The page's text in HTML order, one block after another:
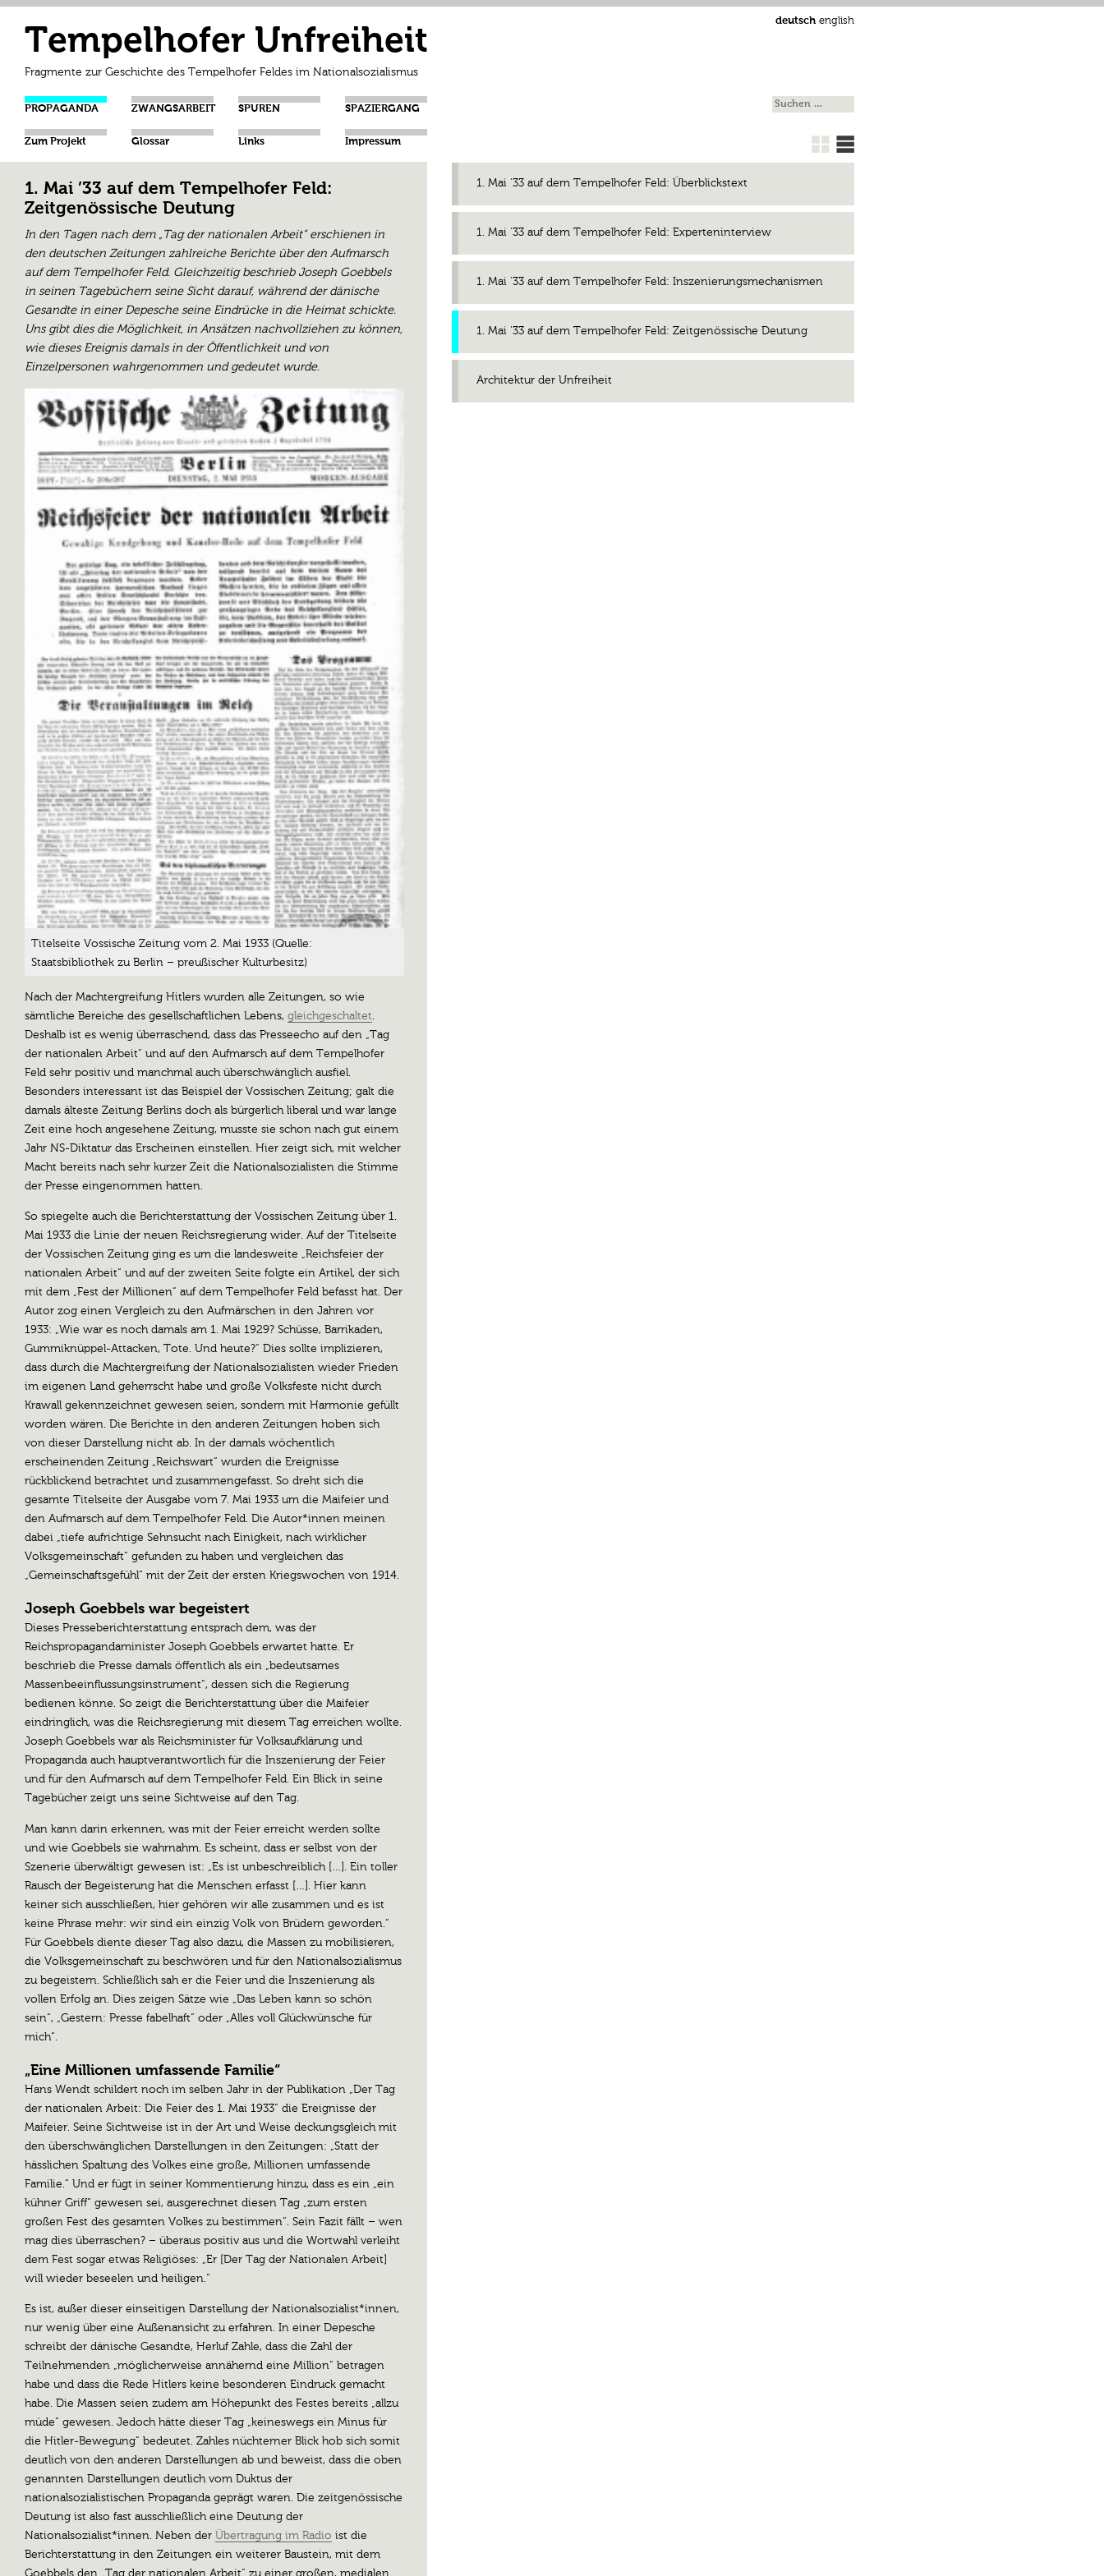
Tempelhofer Unfreiheit
deutsch english
Fragmente zur Geschichte des Tempelhofer Feldes im Nationalsozialismus
PROPAGANDA ZWANGSARBEIT SPUREN SPAZIERGANG
Zum Projekt Glossar Links Impressum
1. Mai ’33 auf dem Tempelhofer Feld:
Zeitgenössische Deutung
In den Tagen nach dem „Tag der nationalen Arbeit“ erschienen in
den deutschen Zeitungen zahlreiche Berichte über den Aufmarsch
auf dem Tempelhofer Feld. Gleichzeitig beschrieb Joseph Goebbels
in seinen Tagebüchern seine Sicht darauf, während der dänische
Gesandte in einer Depesche seine Eindrücke in die Heimat schickte.
Uns gibt dies die Möglichkeit, in Ansätzen nachvollziehen zu können,
wie dieses Ereignis damals in der Öffentlichkeit und von
Einzelpersonen wahrgenommen und gedeutet wurde.
Titelseite Vossische Zeitung vom 2. Mai 1933 (Quelle:
Staatsbibliothek zu Berlin – preußischer Kulturbesitz)
Nach der Machtergreifung Hitlers wurden alle Zeitungen, so wie
sämtliche Bereiche des gesellschaftlichen Lebens, gleichgeschaltet
Deshalb ist es wenig überraschend, dass das Presseecho auf den „Tag
der nationalen Arbeit“ und auf den Aufmarsch auf dem Tempelhofer
Feld sehr positiv und manchmal auch überschwänglich ausfiel.
Besonders interessant ist das Beispiel der Vossischen Zeitung; galt die
damals älteste Zeitung Berlins doch als bürgerlich liberal und war lange
Zeit eine hoch angesehene Zeitung, musste sie schon nach gut einem
Jahr NS-Diktatur das Erscheinen einstellen. Hier zeigt sich, mit welcher
Macht bereits nach sehr kurzer Zeit die Nationalsozialisten die Stimme
der Presse eingenommen hatten.
So spiegelte auch die Berichterstattung der Vossischen Zeitung über 1.
Mai 1933 die Linie der neuen Reichsregierung wider. Auf der Titelseite
der Vossischen Zeitung ging es um die landesweite „Reichsfeier der
nationalen Arbeit“ und auf der zweiten Seite folgte ein Artikel, der sich
mit dem „Fest der Millionen“ auf dem Tempelhofer Feld befasst hat. Der
Autor zog einen Vergleich zu den Aufmärschen in den Jahren vor
1933: „Wie war es noch damals am 1. Mai 1929? Schüsse, Barrikaden,
Gummiknüppel-Attacken, Tote. Und heute?“ Dies sollte implizieren,
dass durch die Machtergreifung der Nationalsozialisten wieder Frieden
im eigenen Land geherrscht habe und große Volksfeste nicht durch
Krawall gekennzeichnet gewesen seien, sondern mit Harmonie gefüllt
worden wären. Die Berichte in den anderen Zeitungen hoben sich
von dieser Darstellung nicht ab. In der damals wöchentlich
erscheinenden Zeitung „Reichswart“ wurden die Ereignisse
rückblickend betrachtet und zusammengefasst. So dreht sich die
gesamte Titelseite der Ausgabe vom 7. Mai 1933 um die Maifeier und
den Aufmarsch auf dem Tempelhofer Feld. Die Autor*innen meinen
dabei „tiefe aufrichtige Sehnsucht nach Einigkeit, nach wirklicher
Volksgemeinschaft“ gefunden zu haben und vergleichen das
„Gemeinschaftsgefühl“ mit der Zeit der ersten Kriegswochen von 1914.
Joseph Goebbels war begeistert
Dieses Presseberichterstattung entsprach dem, was der
Reichspropagandaminister Joseph Goebbels erwartet hatte. Er
beschrieb die Presse damals öffentlich als ein „bedeutsames
Massenbeeinflussungsinstrument“, dessen sich die Regierung
bedienen könne. So zeigt die Berichterstattung über die Maifeier
eindringlich, was die Reichsregierung mit diesem Tag erreichen wollte.
Joseph Goebbels war als Reichsminister für Volksaufklärung und
Propaganda auch hauptverantwortlich für die Inszenierung der Feier
und für den Aufmarsch auf dem Tempelhofer Feld. Ein Blick in seine
Tagebücher zeigt uns seine Sichtweise auf den Tag.
Man kann darin erkennen, was mit der Feier erreicht werden sollte
und wie Goebbels sie wahrnahm. Es scheint, dass er selbst von der
Szenerie überwältigt gewesen ist: „Es ist unbeschreiblich […]. Ein toller
Rausch der Begeisterung hat die Menschen erfasst […]. Hier kann
keiner sich ausschließen, hier gehören wir alle zusammen und es ist
keine Phrase mehr: wir sind ein einzig Volk von Brüdern geworden.“
Für Goebbels diente dieser Tag also dazu, die Massen zu mobilisieren,
die Volksgemeinschaft zu beschwören und für den Nationalsozialismus
zu begeistern. Schließlich sah er die Feier und die Inszenierung als
vollen Erfolg an. Dies zeigen Sätze wie „Das Leben kann so schön
sein“, „Gestern: Presse fabelhaft“ oder „Alles voll Glückwünsche für
mich“.
„Eine Millionen umfassende Familie“
Hans Wendt schildert noch im selben Jahr in der Publikation „Der Tag
der nationalen Arbeit: Die Feier des 1. Mai 1933“ die Ereignisse der
Maifeier. Seine Sichtweise ist in der Art und Weise deckungsgleich mit
den überschwänglichen Darstellungen in den Zeitungen: „Statt der
hässlichen Spaltung des Volkes eine große, Millionen umfassende
Familie.“ Und er fügt in seiner Kommentierung hinzu, dass es ein „ein
kühner Griff“ gewesen sei, ausgerechnet diesen Tag „zum ersten
großen Fest des gesamten Volkes zu bestimmen“. Sein Fazit fällt – wen
mag dies überraschen? – überaus positiv aus und die Wortwahl verleiht
dem Fest sogar etwas Religiöses: „Er [Der Tag der Nationalen Arbeit]
will wieder beseelen und heiligen.“
Es ist, außer dieser einseitigen Darstellung der Nationalsozialist*innen,
nur wenig über eine Außenansicht zu erfahren. In einer Depesche
schreibt der dänische Gesandte, Herluf Zahle, dass die Zahl der
Teilnehmenden „möglicherweise annähernd eine Million“ betragen
habe und dass die Rede Hitlers keine besonderen Eindruck gemacht
habe. Die Massen seien zudem am Höhepunkt des Festes bereits „allzu
müde“ gewesen. Jedoch hätte dieser Tag „keineswegs ein Minus für
die Hitler-Bewegung“ bedeutet. Zahles nüchterner Blick hob sich somit
deutlich von den anderen Darstellungen ab und beweist, dass die oben
genannten Darstellungen deutlich vom Duktus der
nationalsozialistischen Propaganda geprägt waren. Die zeitgenössische
Deutung ist also fast ausschließlich eine Deutung der
Nationalsozialist*innen. Neben der Übertragung im Radio ist die
Berichterstattung in den Zeitungen ein weiterer Baustein, mit dem
Goebbels den „Tag der nationalen Arbeit“ zu einer großen, medialen
1. Mai ’33 auf dem Tempelhofer Feld: Überblickstext
1. Mai ’33 auf dem Tempelhofer Feld: Experteninterview
1. Mai ’33 auf dem Tempelhofer Feld: Inszenierungsmechanismen
1. Mai ’33 auf dem Tempelhofer Feld: Zeitgenössische Deutung
Architektur der Unfreiheit